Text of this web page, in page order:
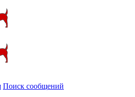
Поиск сообщений